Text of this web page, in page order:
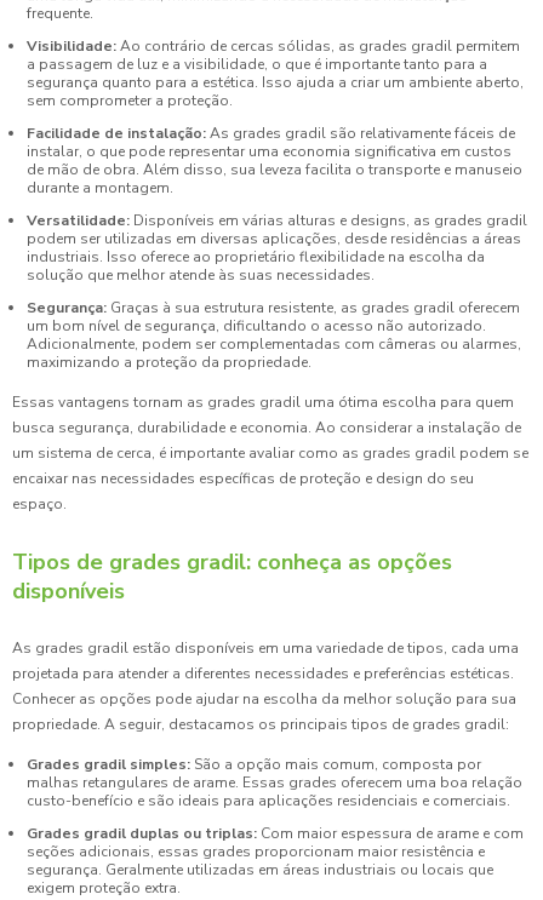
frequente.
Visibilidade:Ao contrário de cercas sólidas, as grades gradil permitem
a passagem de luz e a visibilidade, o que é importante tanto para a
segurança quanto para a estética. Isso ajuda a criar um ambiente aberto,
sem comprometer a proteção.
Facilidade de instalação:As grades gradil são relativamente fáceis de
instalar, o que pode representar uma economia significativa em custos
de mão de obra. Além disso, sua leveza facilita o transporte e manuseio
durante a montagem.
Versatilidade: Disponíveis em várias alturas e designs, as grades gradil
podem ser utilizadas em diversas aplicações, desde residências a áreas
industriais. Isso oferece ao proprietário flexibilidade na escolha da
solução que melhor atende às suas necessidades.
Segurança: Graças à sua estrutura resistente, as grades gradil oferecem
um bom nível de segurança, dificultando o acesso não autorizado.
Adicionalmente, podem ser complementadas com câmeras ou alarmes,
maximizando a proteção da propriedade.
Essas vantagens tornam as grades gradil uma ótima escolha para quem
busca segurança, durabilidade e economia. Ao considerar a instalação de
um sistema de cerca, é importante avaliar como as grades gradil podem se
encaixar nas necessidades específicas de proteção e design do seu
espaço.
Tipos de grades gradil: conheça as opções
disponíveis
As grades gradil estão disponíveis em uma variedade de tipos, cada uma
projetada para atender a diferentes necessidades e preferências estéticas.
Conhecer as opções pode ajudar na escolha da melhor solução para sua
propriedade. A seguir, destacamos os principais tipos de grades gradil:
Grades gradil simples: São a opção mais comum, composta por
malhas retangulares de arame. Essas grades oferecem uma boa relação
custo-benefício e são ideais para aplicações residenciais e comerciais.
Grades gradil duplas ou triplas: Com maior espessura de arame e com
seções adicionais, essas grades proporcionam maior resistência e
segurança. Geralmente utilizadas em áreas industriais ou locais que
exigem proteção extra.